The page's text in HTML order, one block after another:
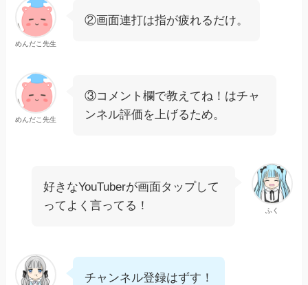
めんだこ先生
②画面連打は指が疲れるだけ。
めんだこ先生
③コメント欄で教えてね！はチャ
ンネル評価を上げるため。
ふく
好きなYouTuberが画面タップして
ってよく言ってる！
チャンネル登録はずす！